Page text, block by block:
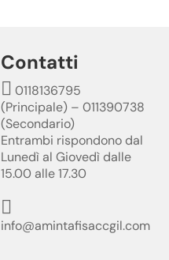
Contatti
0118136795
(Principale) – 011390738
(Secondario)
Entrambi rispondono dal
Lunedì al Giovedì dalle
15.00 alle 17.30
info@amintafisaccgil.com